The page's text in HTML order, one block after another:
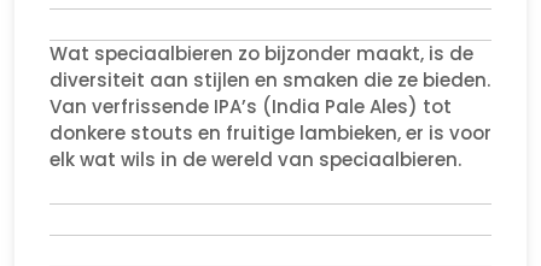
Wat speciaalbieren zo bijzonder maakt, is de
diversiteit aan stijlen en smaken die ze bieden.
Van verfrissende IPA’s (India Pale Ales) tot
donkere stouts en fruitige lambieken, er is voor
elk wat wils in de wereld van speciaalbieren.